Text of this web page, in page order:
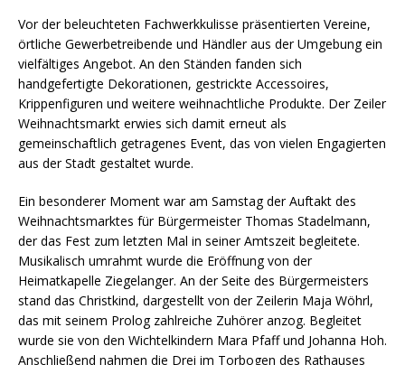
Vor der beleuchteten Fachwerkkulisse präsentierten Vereine,
örtliche Gewerbetreibende und Händler aus der Umgebung ein
vielfältiges Angebot. An den Ständen fanden sich
handgefertigte Dekorationen, gestrickte Accessoires,
Krippenfiguren und weitere weihnachtliche Produkte. Der Zeiler
Weihnachtsmarkt erwies sich damit erneut als
gemeinschaftlich getragenes Event, das von vielen Engagierten
aus der Stadt gestaltet wurde.
Ein besonderer Moment war am Samstag der Auftakt des
Weihnachtsmarktes für Bürgermeister Thomas Stadelmann,
der das Fest zum letzten Mal in seiner Amtszeit begleitete.
Musikalisch umrahmt wurde die Eröffnung von der
Heimatkapelle Ziegelanger. An der Seite des Bürgermeisters
stand das Christkind, dargestellt von der Zeilerin Maja Wöhrl,
das mit seinem Prolog zahlreiche Zuhörer anzog. Begleitet
wurde sie von den Wichtelkindern Mara Pfaff und Johanna Hoh.
Anschließend nahmen die Drei im Torbogen des Rathauses